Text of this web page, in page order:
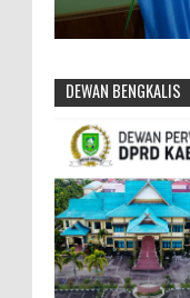
DEWAN BENGKALIS